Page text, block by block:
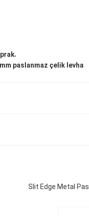
,
paslanmaz çelik levha
Slit Edge Metal